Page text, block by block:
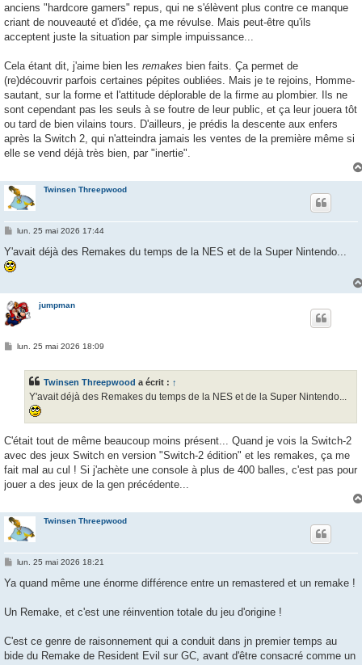
anciens "hardcore gamers" repus, qui ne s'élèvent plus contre ce manque
criant de nouveauté et d'idée, ça me révulse. Mais peut-être qu'ils
acceptent juste la situation par simple impuissance...
Cela étant dit, j'aime bien les remakes bien faits. Ça permet de
(re)découvrir parfois certaines pépites oubliées. Mais je te rejoins, Homme-
sautant, sur la forme et l'attitude déplorable de la firme au plombier. Ils ne
sont cependant pas les seuls à se foutre de leur public, et ça leur jouera tôt
ou tard de bien vilains tours. D'ailleurs, je prédis la descente aux enfers
après la Switch 2, qui n'atteindra jamais les ventes de la première même si
elle se vend déjà très bien, par "inertie".
Twinsen Threepwood
M
s
a
lun. 25 mai 2026 17:44
Y'avait déjà des Remakes du temps de la NES et de la Super Nintendo...
jumpman
Mlun. 25 mai 2026 18:09
Twinsen Threepwood a écrit : ↑
Y'avait déjà des Remakes du temps de la NES et de la Super Nintendo...
C'était tout de même beaucoup moins présent... Quand je vois la Switch-2
avec des jeux Switch en version "Switch-2 édition" et les remakes, ça me
fait mal au cul ! Si j'achète une console à plus de 400 balles, c'est pas pour
jouer a des jeux de la gen précédente...
Twinsen Threepwood
M
s
g
lun. 25 mai 2026 18:21
Ya quand même une énorme différence entre un remastered et un remake !
Un Remake, et c'est une réinvention totale du jeu d'origine !
C'est ce genre de raisonnement qui a conduit dans jn premier temps au
bide du Remake de Resident Evil sur GC, avant d'être consacré comme un